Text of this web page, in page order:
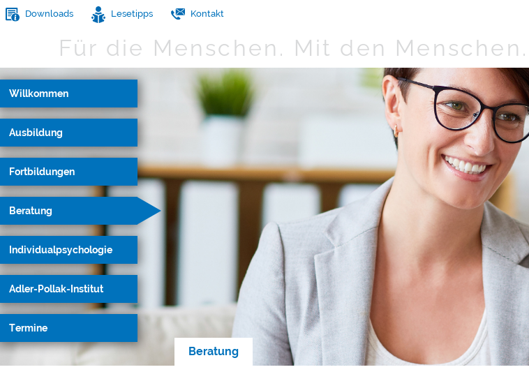
Downloads Lesetipps Kontakt
Für die Menschen. Mit den Menschen.
Willkommen
Ausbildung
Fortbildungen
Beratung
Individualpsychologie
Adler-Pollak-Institut
Termine
Beratung